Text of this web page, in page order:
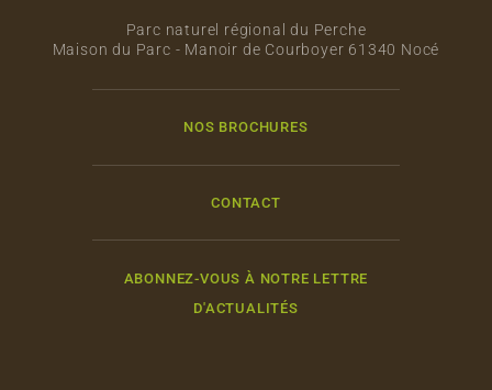
Parc naturel régional du Perche
Maison du Parc - Manoir de Courboyer 61340 Nocé
NOS BROCHURES
CONTACT
ABONNEZ-VOUS À NOTRE LETTRE
D'ACTUALITÉS